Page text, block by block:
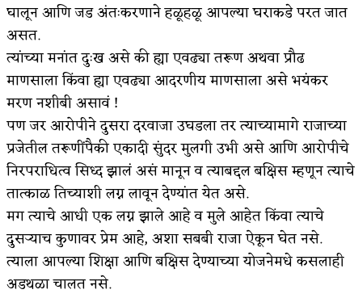
घालून आणि जड अंतःकरणाने हळूहळू आपल्या घराकडे परत जात
असत.
त्यांच्या मनांत दुःख असे की ह्या एवढ्या तरूण अथवा प्रौढ
माणसाला किंवा ह्या एवढ्या आदरणीय माणसाला असे भयंकर
मरण नशीबी असावं !
पण जर आरोपीने दुसरा दरवाजा उघडला तर त्याच्यामागे राजाच्या
प्रजेतील तरूणींपैकी एकादी सुंदर मुलगी उभी असे आणि आरोपीचे
निरपराधित्व सिध्द झालं असं मानून व त्याबद्दल बक्षिस म्हणून त्याचे
तात्काळ तिच्याशी लग्न लावून देण्यांत येत असे.
मग त्याचे आधी एक लग्न झाले आहे व मुले आहेत किंवा त्याचे
दुसऱ्याच कुणावर प्रेम आहे, अशा सबबी राजा ऐकून घेत नसे.
त्याला आपल्या शिक्षा आणि बक्षिस देण्याच्या योजनेमधे कसलाही
अडथळा चालत नसे.